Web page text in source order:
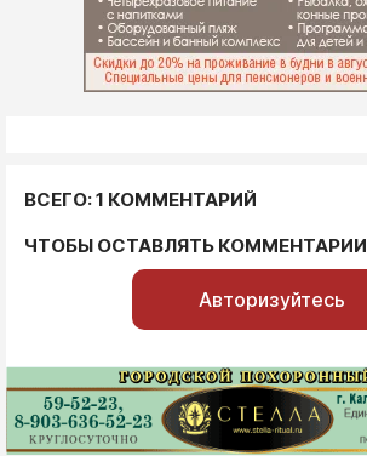
ВСЕГО: 1 КОММЕНТАРИЙ
ЧТОБЫ ОСТАВЛЯТЬ КОММЕНТАРИИ
Авторизуйтесь